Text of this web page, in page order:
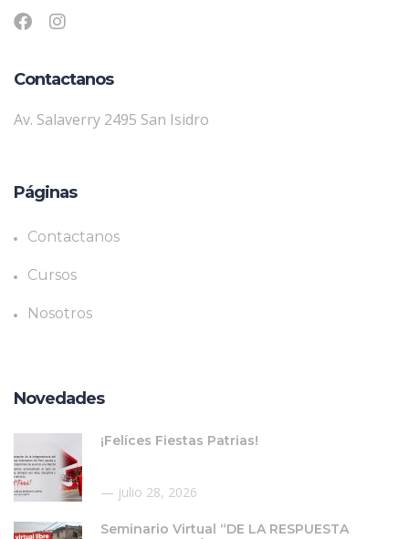
Contactanos
Av. Salaverry 2495 San Isidro
Páginas
Contactanos
Cursos
Nosotros
Novedades
¡Felíces Fiestas Patrias!
julio 28, 2026
Seminario Virtual “DE LA RESPUESTA